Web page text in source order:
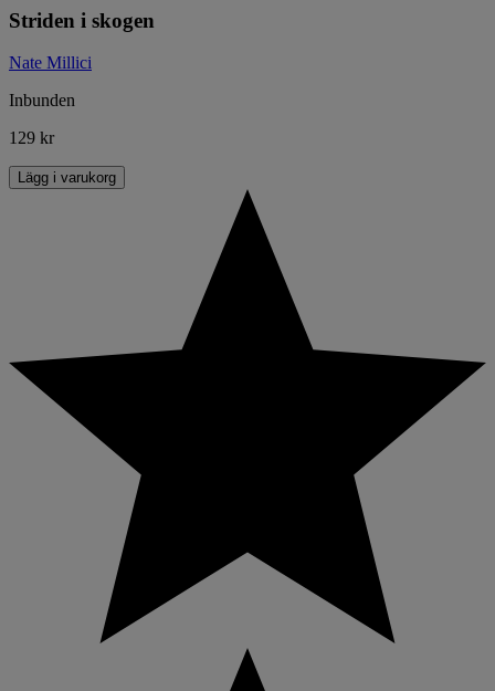
Striden i skogen
Nate Millici
Inbunden
129 kr
Lägg i varukorg